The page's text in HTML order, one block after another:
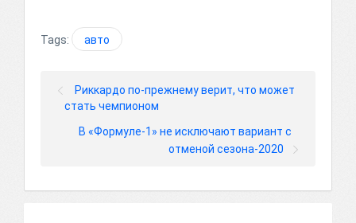
Tags: авто
Риккардо по-прежнему верит, что может
стать чемпионом
В «Формуле-1» не исключают вариант с
отменой сезона-2020